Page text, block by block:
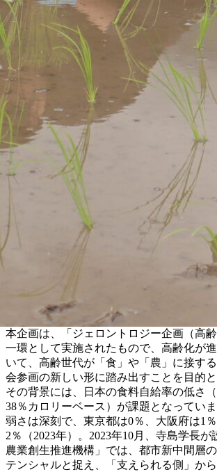
本企画は、「ジェロントロジー企画（高
一環として実施されたもので、高齢化が
いて、高齢世代が「食」や「農」に接す
会参画の新しい形に踏み出すことを目的と
その背景には、日本の食料自給率の低さ
38％カロリーベース）が課題となってい
弱さは深刻で、東京都は0％、大阪府は1
2％（2023年）。2023年10月、寺島学長
農業創生推進機構」では、都市新中間層
テンシャルと捉え、「支えられる側」か